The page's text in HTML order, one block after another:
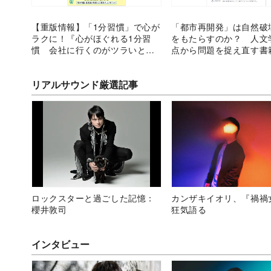
【重版情報】「1分習慣」で心が
ラクに！『心がほぐれる1分習
慣 会社に行くのがツラいとき
「都市再開発」は自然
をもたらすのか？ 人文
点から問題を捉え直す書
リアルサウンド厳選記事
ロックスターと過ごした記憶：
櫻井敦司
カンザキイオリ、『禍禍
狂気語る
インタビュー